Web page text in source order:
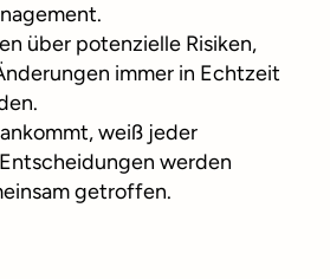
über potenzielle Risiken,
immer in Echtzeit
weiß jeder
werden
getroffen.